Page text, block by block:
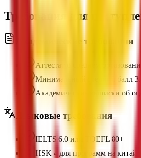
Требования для
Академические требования
Аттестат о среднем
Минимальный средний балл
Академические выписки об
Языковые требования
IELTS 6.0 или TOEFL 80+
HSK 4 для программ на